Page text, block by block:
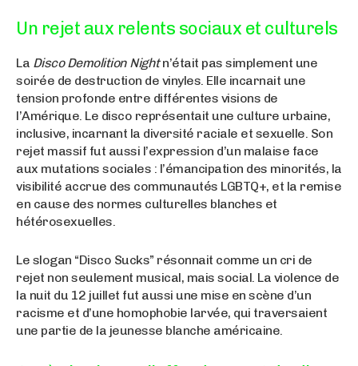
Un rejet aux relents sociaux et culturels
La Disco Demolition Nightn’était pas simplement une
soirée de destruction de vinyles. Elle incarnait une
tension profonde entre différentes visions de
l’Amérique. Le disco représentait une culture urbaine,
inclusive, incarnant la diversité raciale et sexuelle. Son
rejet massif fut aussi l’expression d’un malaise face
aux mutations sociales : l’émancipation des minorités, la
visibilité accrue des communautés LGBTQ+, et la remise
en cause des normes culturelles blanches et
hétérosexuelles.
Le slogan “Disco Sucks” résonnait comme un cri de
rejet non seulement musical, mais social. La violence de
la nuit du 12 juillet fut aussi une mise en scène d’un
racisme et d’une homophobie larvée, qui traversaient
une partie de la jeunesse blanche américaine.